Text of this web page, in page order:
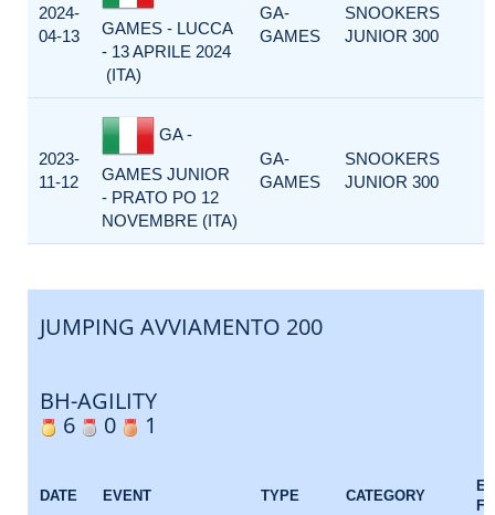
2024-
04-13
GAMES - LUCCA
- 13 APRILE 2024
(ITA)
GA-
GAMES
SNOOKERS
JUNIOR 300
2023-
11-12
GA -
GAMES JUNIOR
- PRATO PO 12
NOVEMBRE (ITA)
GA-
GAMES
SNOOKERS
JUNIOR 300
JUMPING AVVIAMENTO 200
BH-AGILITY
6
0 1
DATE EVENT TYPE CATEGORY